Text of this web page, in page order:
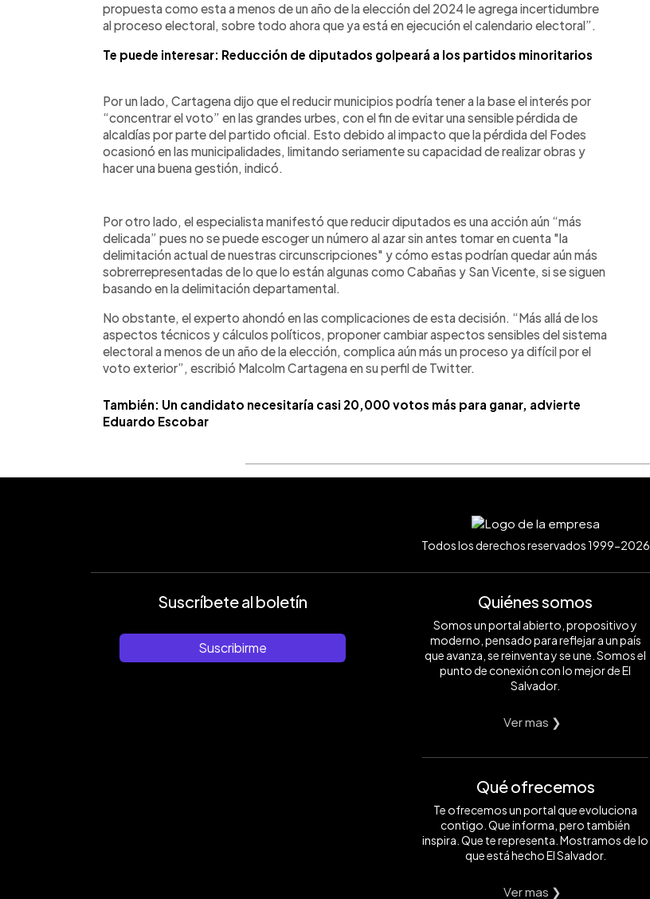
propuesta como esta a menos de un año de la elección del 2024 le agrega incertidumbre
al proceso electoral, sobre todo ahora que ya está en ejecución el calendario electoral”.
Te puede interesar: Reducción de diputados golpeará a los partidos minoritarios
Por un lado, Cartagena dijo que el reducir municipios podría tener a la base el interés por
“concentrar el voto” en las grandes urbes, con el fin de evitar una sensible pérdida de
alcaldías por parte del partido oficial. Esto debido al impacto que la pérdida del Fodes
ocasionó en las municipalidades, limitando seriamente su capacidad de realizar obras y
hacer una buena gestión, indicó.
Por otro lado, el especialista manifestó que reducir diputados es una acción aún “más
delicada” pues no se puede escoger un número al azar sin antes tomar en cuenta "la
delimitación actual de nuestras circunscripciones" y cómo estas podrían quedar aún más
sobrerrepresentadas de lo que lo están algunas como Cabañas y San Vicente, si se siguen
basando en la delimitación departamental.
No obstante, el experto ahondó en las complicaciones de esta decisión. “Más allá de los
aspectos técnicos y cálculos políticos, proponer cambiar aspectos sensibles del sistema
electoral a menos de un año de la elección, complica aún más un proceso ya difícil por el
voto exterior”, escribió Malcolm Cartagena en su perfil de Twitter.
También: Un candidato necesitaría casi 20,000 votos más para ganar, advierte
Eduardo Escobar
Todos los derechos reservados 1999-2026
Suscríbete al boletín
Suscribirme
Quiénes somos
Somos un portal abierto, propositivo y
moderno, pensado para reflejar a un país
que avanza, se reinventa y se une. Somos el
punto de conexión con lo mejor de El
Salvador.
Ver mas ❯
Qué ofrecemos
Te ofrecemos un portal que evoluciona
contigo. Que informa, pero también
inspira. Que te representa. Mostramos de lo
que está hecho El Salvador.
Ver mas ❯